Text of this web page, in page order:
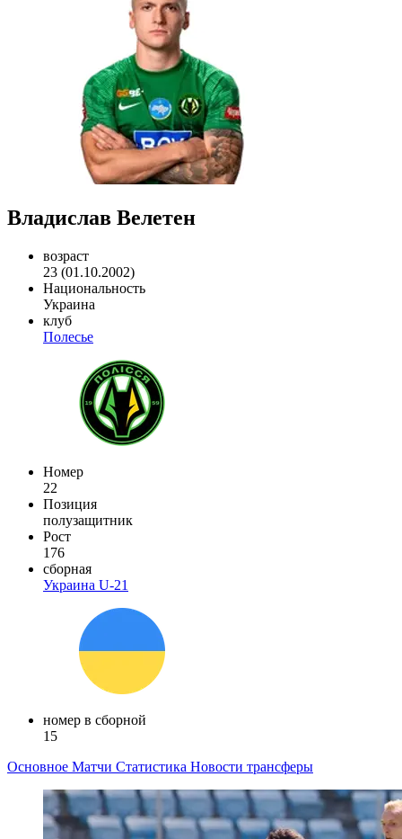
Владислав Велетен
возраст
23 (01.10.2002)
Национальность
Украина
клуб
Полесье
Номер
22
Позиция
полузащитник
Рост
176
сборная
Украина U-21
номер в сборной
15
Основное Матчи Статистика Новости трансферы